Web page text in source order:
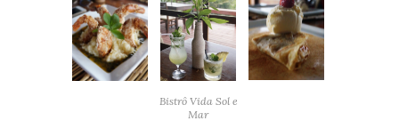
Bistrô Vida Sol e
Mar